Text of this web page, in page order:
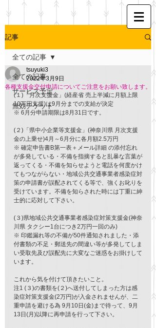
記事
全ての記事
サービス予定
無効チケット
全ての記事
各種支援金交付申請についてご注意をお願い致します。
tsuyuki3
2022年3月9日
(１)「月次支援金」(経産省 売上半減に月額上限
10万円支援)は9月分までの支給が決定
※ 6月分申請期限は8月31日です。
(２)「県中小企業等支援金」(神奈川県 月次支援
金の上乗せ)4月～6月分に各月額2.5万円
※ 確定申告書B第一表＋メール詳細 の添付忘れ
が多発している・不備を指摘すると乱暴な言葉が
返ってくる・不備を知らせようと電話を何度かけ
てもつながらない・地域公共交通事業者感染症対
策の申請書が誤配されてくる等で、強くお叱りを
受けています。不備を知らされた時には丁重に紳
士的に応対して下さい。
(３)県地域公共交通事業者感染症対策支援金(神奈
川県 タクシー1台につき2万円一回のみ)
※ 印鑑漏れ等の不備が50件通知されました・添
付書類の不足・郵送先の間違い等が多発してしま
い受取先及び誤配先に大変なご迷惑をお掛けして
います。
これから気を付けて頂きたいこと。
注1 (３)の書類を(２)へ送付してしまった方は感
染症対策支援金(2万円)が入金されませんが、二
重申請を避ける為 9月10日(金)まで待って、9月
13日(月)以降に再申請を行って下さい。